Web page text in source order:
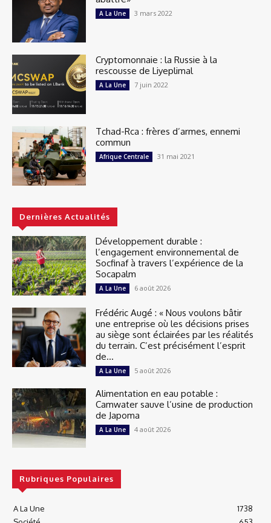
A La Une 3 mars 2022
Cryptomonnaie : la Russie à la
rescousse de Liyeplimal
A La Une 7 juin 2022
Tchad-Rca : frères d’armes, ennemi
commun
Afrique Centrale 31 mai 2021
Dernières Actualités
Développement durable :
l’engagement environnemental de
Socfinaf à travers l’expérience de la
Socapalm
A La Une 6 août 2026
Frédéric Augé : « Nous voulons bâtir
une entreprise où les décisions prises
au siège sont éclairées par les réalités
du terrain. C’est précisément l’esprit
de...
A La Une 5 août 2026
Alimentation en eau potable :
Camwater sauve l’usine de production
de Japoma
A La Une 4 août 2026
Rubriques Populaires
A La Une
1738